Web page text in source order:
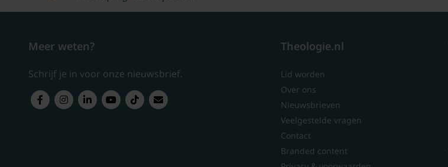
Meer weten?
Schrijf je in voor onze nieuwsbrief.
Theologie.nl
Lid worden
Over ons
Nieuwsbrieven
Veelgestelde vragen
Contact
Branded content